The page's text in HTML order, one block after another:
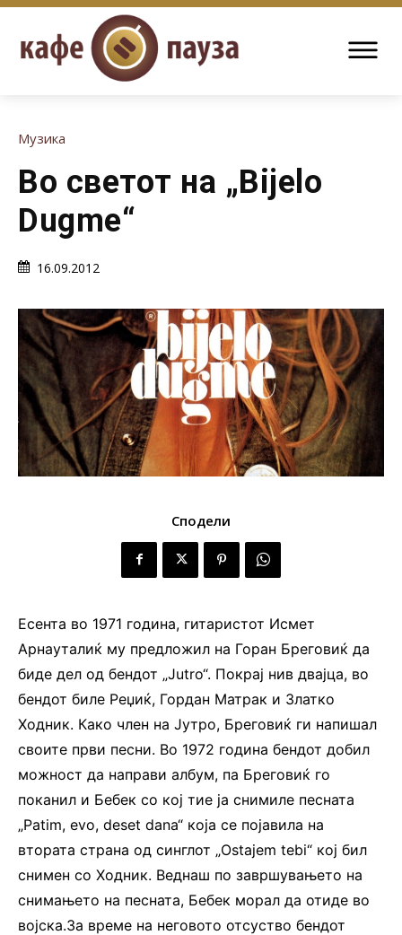
Музика
Во светот на „Bijelo
Dugme“
16.09.2012
Сподели
Есента во 1971 година, гитаристот Исмет
Арнауталиќ му предложил на Горан Бреговиќ да
биде дел од бендот „Jutro“. Покрај нив двајца, во
бендот биле Реџиќ, Гордан Матрак и Златко
Ходник. Како член на Јутро, Бреговиќ ги напишал
своите први песни. Во 1972 година бендот добил
можност да направи албум, па Бреговиќ го
поканил и Бебек со кој тие ја снимиле песната
„Patim, evo, deset dana“ која се појавила на
втората страна од синглот „Ostajem tebi“ кој бил
снимен со Ходник. Веднаш по завршувањето на
снимањето на песната, Бебек морал да отиде во
војска.За време на неговото отсуство бендот